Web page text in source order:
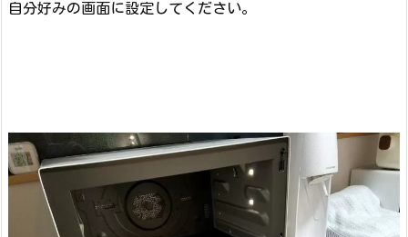
自分好みの画面に設定してください。